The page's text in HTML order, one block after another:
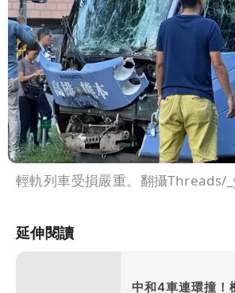
輕軌列車受損嚴重。翻攝Threads/
延伸閱讀
中和4車連環撞！